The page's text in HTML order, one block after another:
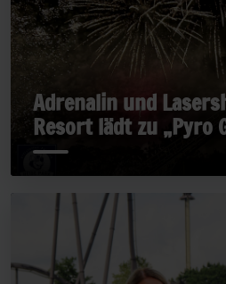
Adrenalin und
Resort lädt zu „Pyro
„Late Rides“